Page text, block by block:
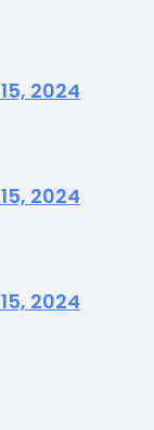
2024
2024
2024